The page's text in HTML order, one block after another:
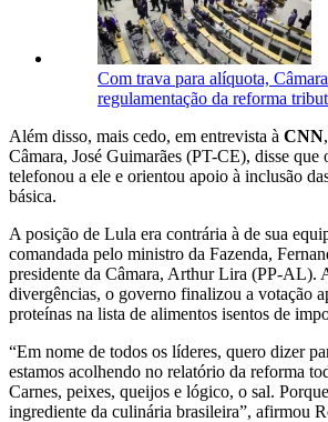
Com trava para alíquota,
regulamentação da reforma
Além disso, mais cedo, em entrevista à CNN
Câmara, José Guimarães (PT-CE), disse que
telefonou a ele e orientou apoio à inclusão
básica.
A posição de Lula era contrária à de sua
comandada pelo ministro da Fazenda,
presidente da Câmara, Arthur Lira (PP-AL).
divergências, o governo finalizou a votação
proteínas na lista de alimentos isentos de
“Em nome de todos os líderes, quero dizer
estamos acolhendo no relatório da reforma
Carnes, peixes, queijos e lógico, o sal.
ingrediente da culinária brasileira”, afirmou